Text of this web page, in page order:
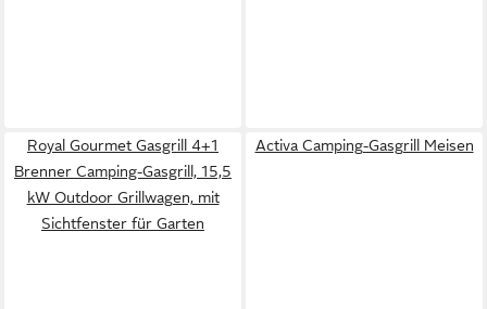
Royal Gourmet Gasgrill 4+1
Brenner Camping-Gasgrill, 15,5
kW Outdoor Grillwagen, mit
Sichtfenster für Garten
Activa Camping-Gasgrill Meisen